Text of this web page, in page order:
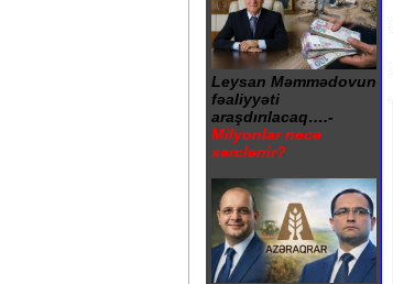
Leysan Məmmədovun
fəaliyyəti
araşdırılacaq….-
Milyonlar necə
xərclənir?